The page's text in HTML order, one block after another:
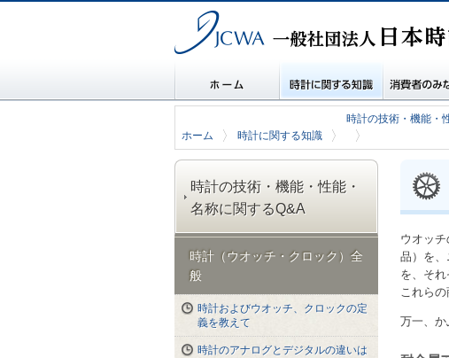
一般社団法人 日本時計協会
ホーム 時計に関する知識 消費者の皆
ホーム 時計に関する知識
時計の技術・機能・
ウオッ
品）を
を、そ
これら
万一、か
時計の技術・機能・性能・
名称に関するQ&A
時計（ウオッチ・クロック）全
般
時計およびウオッチ、クロックの定
義を教えて
時計のアナログとデジタルの違いは